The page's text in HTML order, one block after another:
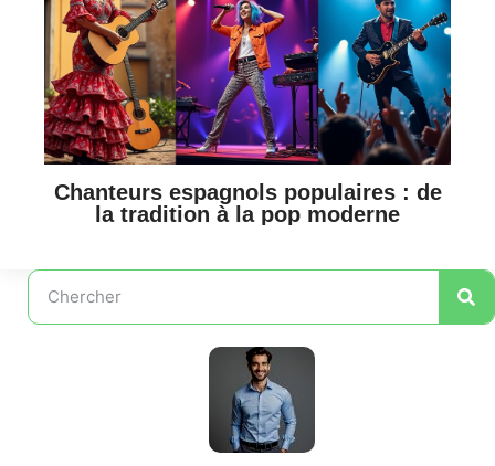
Chanteurs espagnols populaires : de
la tradition à la pop moderne